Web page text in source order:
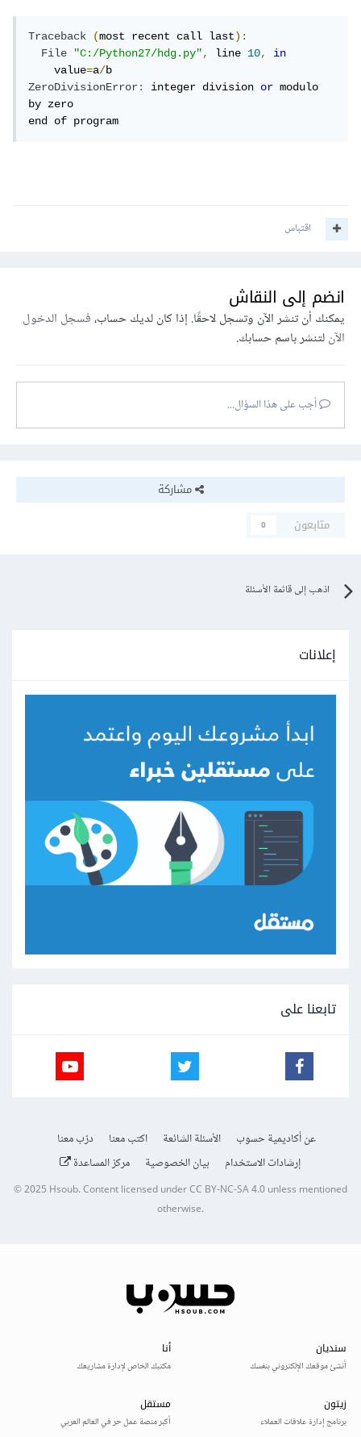
Traceback (most recent call last):
File
"C:/Python27/hdg.py", line 10,
in
    value
=a/
ZeroDivisionError: integer division or modulo
by zero
end of program
اقتباس
انضم إلى النقاش
يمكنك أن تنشر الآن وتسجل لاحقًا. إذا كان لديك حساب،فسجل الدخول
الآنلتنشر باسم حسابك.
أجب على هذا السؤال...
مشاركة
متابعون
0
اذهب إلى قائمة الأسئلة
إعلانات
تابعنا على
عن أكاديمية حسوب الأسئلة الشائعة اكتب معنا
درّب معنا
إرشادات الاستخدام
بيان الخصوصية مركز المساعدة
© 2025Hsoub.Content licensed underCC BY-NC-SA 4.0unless mentioned
otherwise.